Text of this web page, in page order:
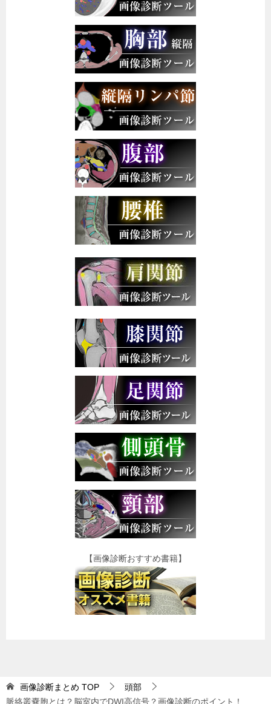
【画像診断おすすめ書籍】
画像診断まとめ TOP
頭部
脈絡叢嚢胞とは？脳室内でDWI高信号？画像診断のポイント！